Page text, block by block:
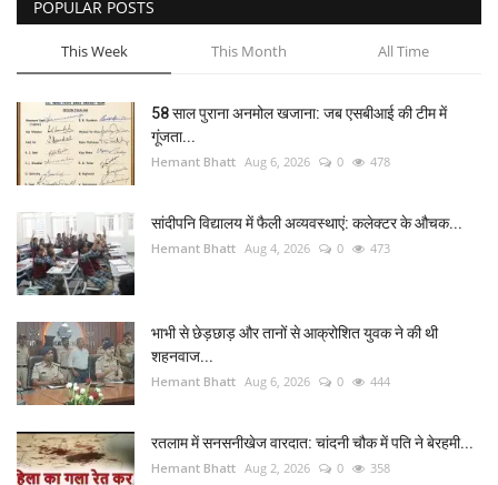
POPULAR POSTS
This Week This Month All Time
58 साल पुराना अनमोल खजाना: जब एसबीआई की टीम में
गूंजता...
Hemant Bhatt Aug 6, 2026 0 478
सांदीपनि विद्यालय में फैली अव्यवस्थाएं: कलेक्टर के औचक...
Hemant Bhatt Aug 4, 2026 0 473
भाभी से छेड़छाड़ और तानों से आक्रोशित युवक ने की थी
शहनवाज...
Hemant Bhatt Aug 6, 2026 0 444
रतलाम में सनसनीखेज वारदात: चांदनी चौक में पति ने बेरहमी...
Hemant Bhatt Aug 2, 2026 0 358